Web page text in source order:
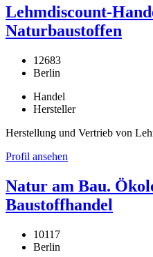
Lehmdiscount-
Naturbaustoffen
12683
Berlin
Handel
Hersteller
Herstellung und Vertrieb von
Profil ansehen
Natur am Bau.
Baustoffhandel
10117
Berlin